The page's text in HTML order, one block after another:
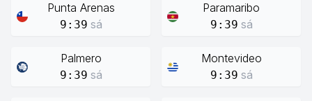
Punta Arenas
9:39 sá
Paramaribo
9:39 sá
Palmero
9:39 sá
Montevideo
9:39 sá